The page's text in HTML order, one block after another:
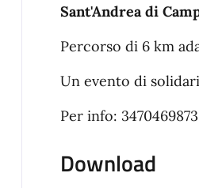
Sant'Andrea di
Percorso di 6 km
Un evento di
Per info:
Download